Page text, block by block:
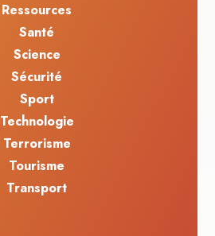
Ressources
Santé
Science
Sécurité
Sport
Technologie
Terrorisme
Tourisme
Transport